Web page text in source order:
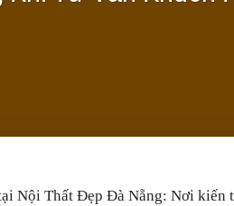
Nội Thất Đẹp Đà Nẵng: Nơi kiến